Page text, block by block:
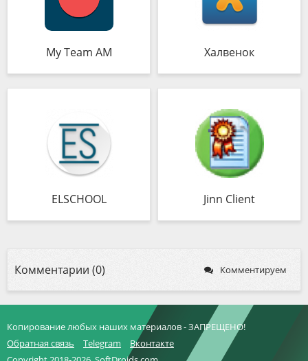
My Team AM Халвенок
ELSCHOOL Jinn Client
Комментарии (0) Комментируем
Копирование любых наших материалов - ЗАПРЕЩЕНО!
Обратная связь
Telegram
Вконтакте